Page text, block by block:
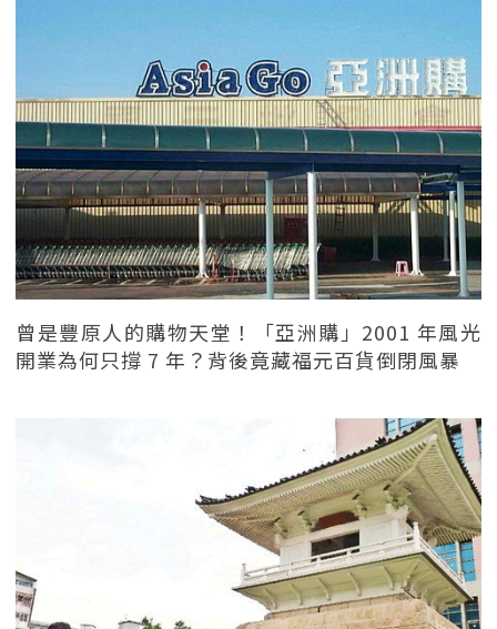
曾是豐原人的購物天堂！「亞洲購」2001 年風光
開業為何只撐 7 年？背後竟藏福元百貨倒閉風暴